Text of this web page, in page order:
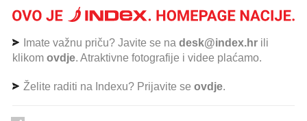
Imate važnu priču? Javite se na desk@index.hr ili
klikom ovdje. Atraktivne fotografije i videe plaćamo.
Želite raditi na Indexu? Prijavite se ovdje.